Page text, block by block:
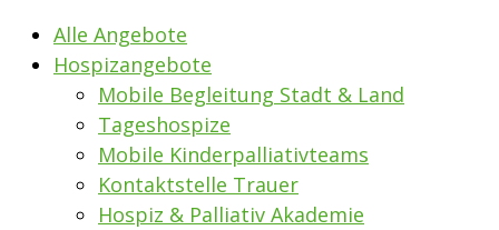
Alle Angebote
Hospizangebote
Mobile Begleitung Stadt & Land
Tageshospize
Mobile Kinderpalliativteams
Kontaktstelle Trauer
Hospiz & Palliativ Akademie